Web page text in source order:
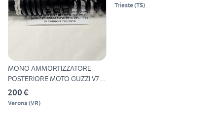
MONO AMMORTIZZATORE
POSTERIORE MOTO GUZZI V7 III
S
200 €
Verona (VR)
Trieste(TS)